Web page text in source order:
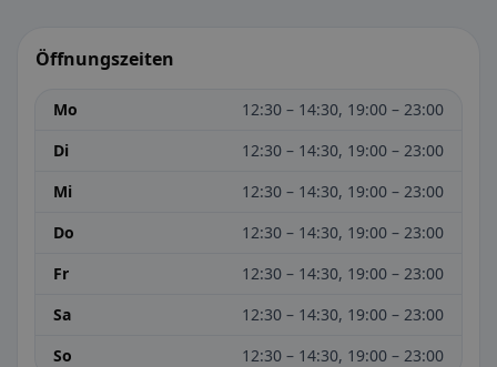
Öffnungszeiten
Mo
12:30 – 14:30, 19:00 – 23:00
Di
12:30 – 14:30, 19:00 – 23:00
Mi
12:30 – 14:30, 19:00 – 23:00
Do
12:30 – 14:30, 19:00 – 23:00
Fr
12:30 – 14:30, 19:00 – 23:00
Sa
12:30 – 14:30, 19:00 – 23:00
So
12:30 – 14:30, 19:00 – 23:00